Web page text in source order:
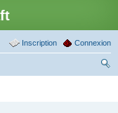
Connexion
Inscription